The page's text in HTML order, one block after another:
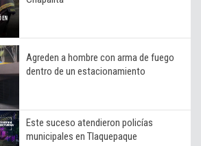
Agreden a hombre con arma de fuego
dentro de un estacionamiento
Este suceso atendieron policías
municipales en Tlaquepaque